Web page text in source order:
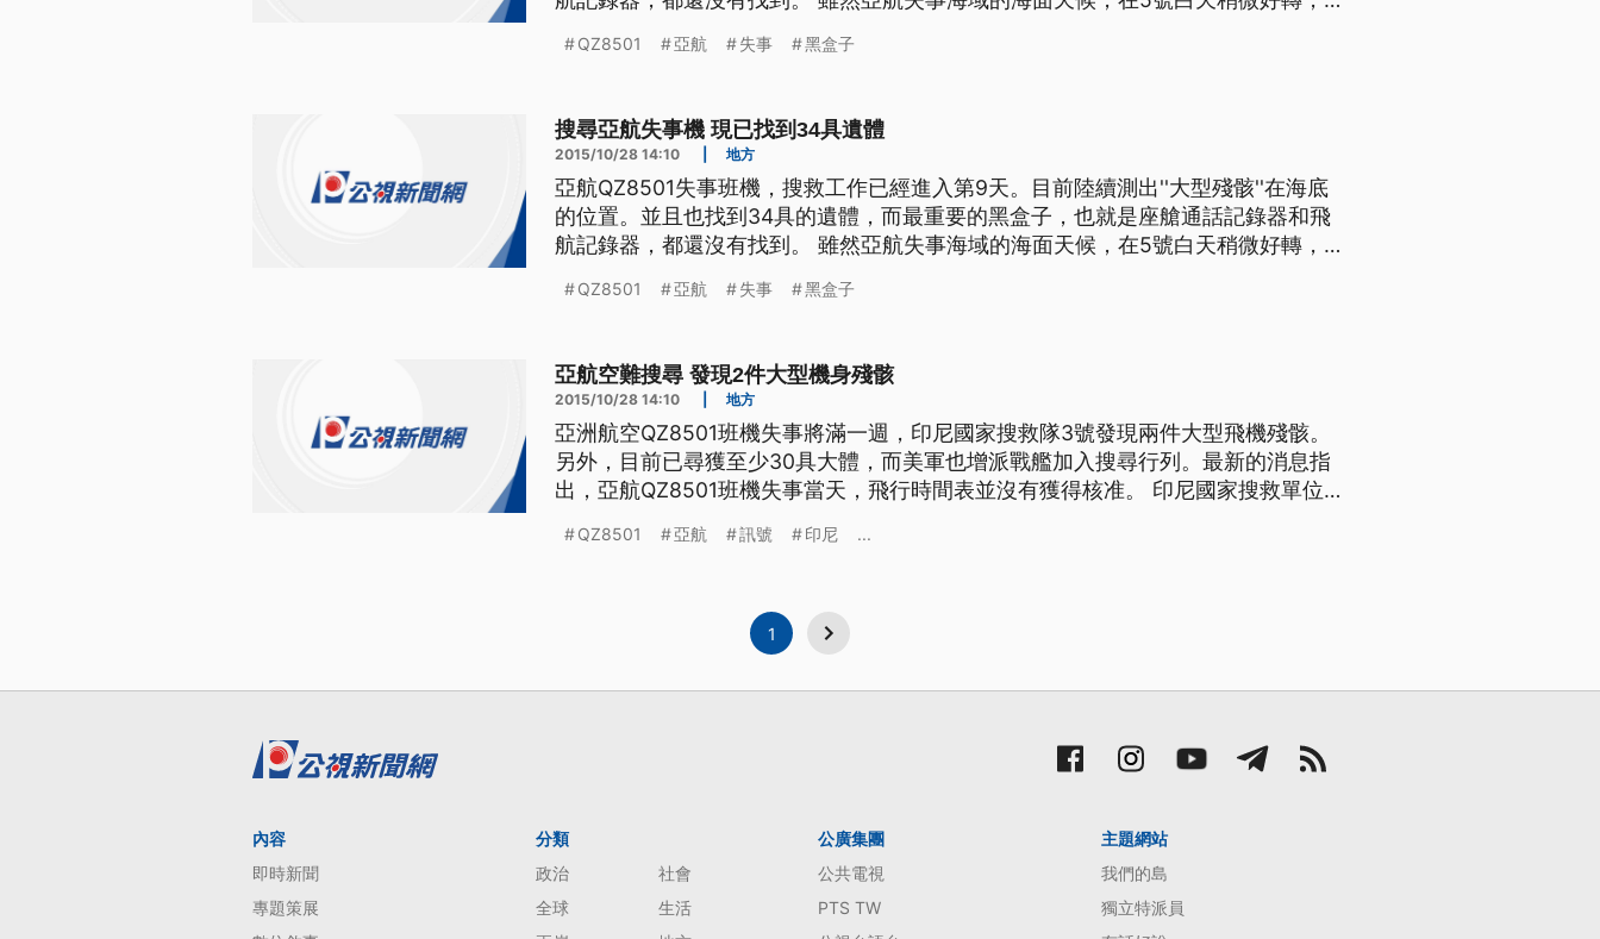
海底，能見度幾乎是零。因此必須仰賴歐美國家提供的先進聲納設備，才能補目視搜
QZ8501 亞航 失事 黑盒子
搜尋亞航失事機 現已找到34具遺體
2015/10/28 14:10 地方
亞航QZ8501失事班機，搜救工作已經進入第9天。目前陸續測出''大型殘骸''在海底
的位置。並且也找到34具的遺體，而最重要的黑盒子，也就是座艙通話記錄器和飛
航記錄器，都還沒有找到。 雖然亞航失事海域的海面天候，在5號白天稍微好轉，讓
海底，能見度幾乎是零。因此必須仰賴歐美國家提供的先進聲納設備，才能補目視搜
QZ8501 亞航 失事 黑盒子
亞航空難搜尋 發現2件大型機身殘骸
2015/10/28 14:10 地方
亞洲航空QZ8501班機失事將滿一週，印尼國家搜救隊3號發現兩件大型飛機殘骸。
另外，目前已尋獲至少30具大體，而美軍也增派戰艦加入搜尋行列。最新的消息指
出，亞航QZ8501班機失事當天，飛行時間表並沒有獲得核准。 印尼國家搜救單位3
QZ8501 亞航 訊號 印尼 ...
1
內容
即時新聞
專題策展
分類
政治
社會
全球
生活
公廣集團
公共電視
PTS TW
主題網站
我們的島
獨立特派員